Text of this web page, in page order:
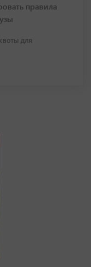
правила
для